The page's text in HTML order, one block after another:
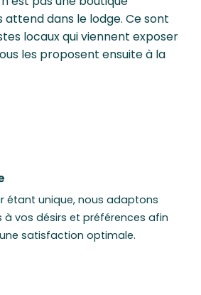
attend dans le lodge. Ce sont
locaux qui viennent exposer
les proposent ensuite à la
étant unique, nous adaptons
vos désirs et préférences afin
satisfaction optimale.